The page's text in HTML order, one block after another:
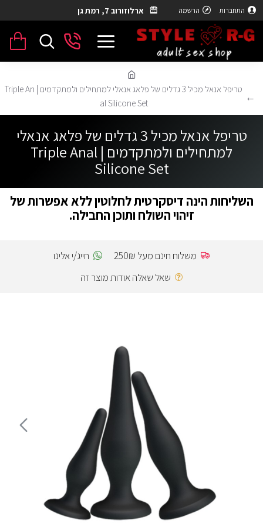
התחברות הרשמה ארלוזורוב 7, רמת גן
טריפל אנאל מכיל 3 גדלים של פלאג אנאלי למתחילים ולמתקדמים | Triple An
al Silicone Set
טריפל אנאל מכיל 3 גדלים של פלאג אנאלי
למתחילים ולמתקדמים | Triple Anal
Silicone Set
השליחות הינה דיסקרטית לחלוטין ללא אפשרות של
זיהוי השולח ותוכן החבילה.
משלוח חינם מעל 250₪
חייג/י אלינו
שאל שאלה אודות מוצר זה